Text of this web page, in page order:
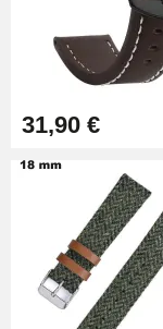
31,90 €